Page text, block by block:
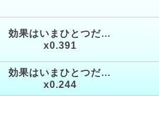
効果はいまひとつだ…
x0.391
効果はいまひとつだ…
x0.244